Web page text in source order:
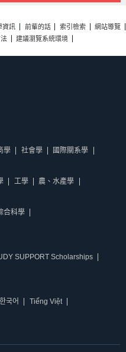
資訊 前輩的話 索引檢索
網站導覽
建議瀏覽系統環境
學 社會學 國際關系學
工學 農、水產學
合科學
SUPPORT Scholarships
한국어
Tiếng Việt